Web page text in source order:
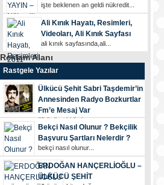
i̇şte beklenen an geldi̇ nükredi̇t...
Ali Kınık Hayatı, Resimleri,
Videoları, Ali Kınık Sayfası
ali kınık sayfasında,ali...
Reklam Alanı
Rastgele Yazılar
Ülkücü Şehit Sabri Taşdemir’in
Annesinden Radyo Bozkurtlar
Fm’e Mesaj Var
ülkücü şehi̇di̇mi̇z...
Bekçi Nasıl Olunur ? Bekçilik
Başvuru Şartları Nelerdir ?
bekçi nasıl olunur...
ERDOĞAN HANÇERLİOĞLU –
ÜLKÜCÜ ŞEHİT